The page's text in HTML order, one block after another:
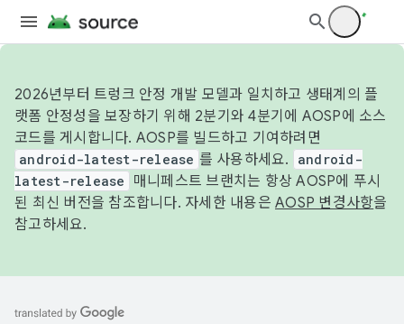
2026년부터 트렁크 안정 개발 모델과 일치하고 생태계의 플
랫폼 안정성을 보장하기 위해 2분기와 4분기에 AOSP에 소스
코드를 게시합니다. AOSP를 빌드하고 기여하려면
android-latest-release 를 사용하세요.
android-
latest-release
매니페스트 브랜치는 항상 AOSP에 푸시
된 최신 버전을 참조합니다. 자세한 내용은 AOSP 변경사항을
참고하세요.